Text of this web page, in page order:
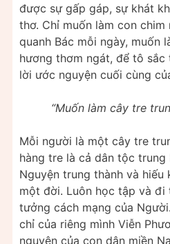
được sự gấp gáp, sự khát
thơ. Chỉ muốn làm con
quanh Bác mỗi ngày, muốn
hương thơm ngát, để tô sắc
lời ước nguyện cuối cùng
“Muốn làm cây tre
Mỗi người là một cây tre
hàng tre là cả dân tộc trung
Nguyện trung thành và
một đời. Luôn học tập và
tưởng cách mạng của
chỉ của riêng mình Viễn
nguyện của con dân miền